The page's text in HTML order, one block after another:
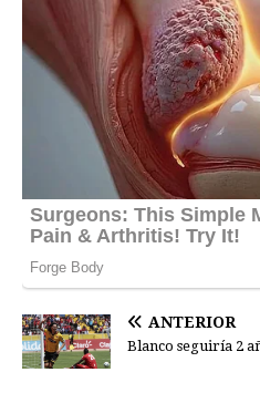
ANTERIOR
Blanco seguiría 2